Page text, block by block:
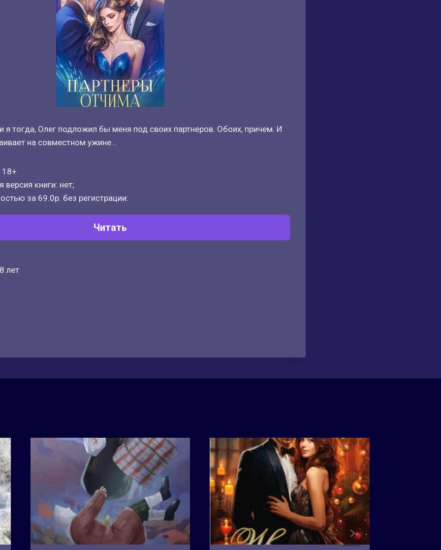
я тогда, Олег подложил бы меня под своих партнеров. Обоих, причем. И
на совместном ужине…
18+
версия книги: нет;
за 69.0р. без регистрации:
Читать
лет